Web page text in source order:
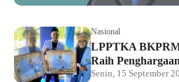
Nasional
LPPTKA
Raih
Senin, 15 September